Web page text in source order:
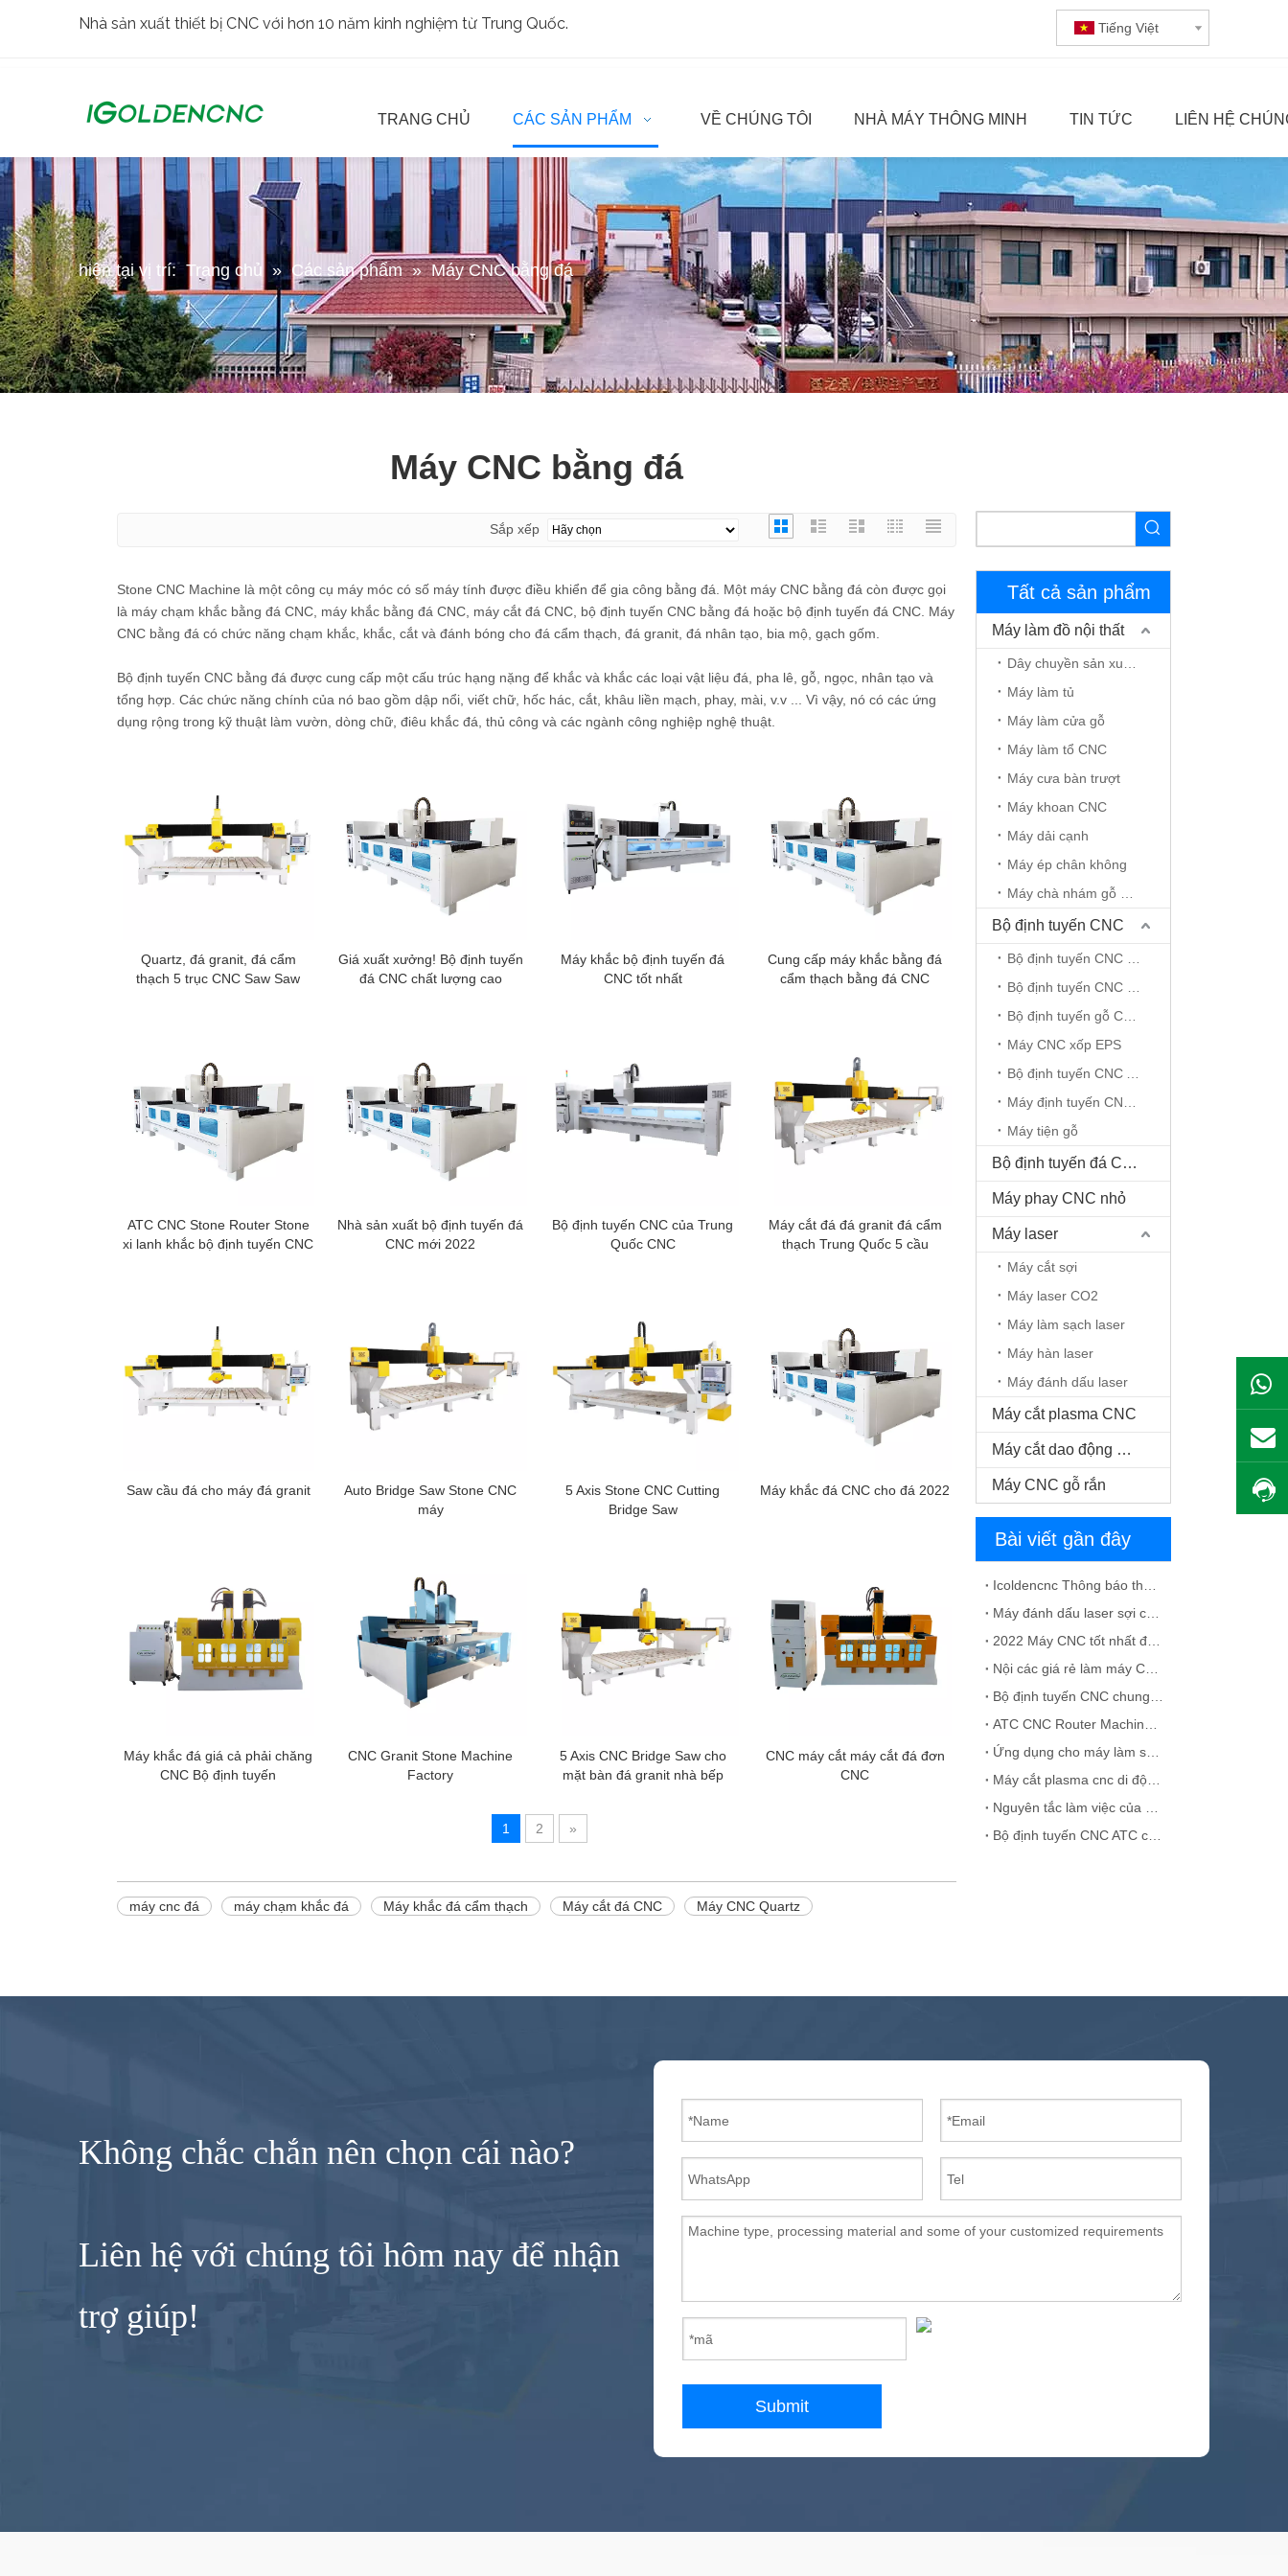
Nhà sản xuất thiết bị CNC với hơn 10 năm kinh nghiệm từ Trung Quốc. Tiếng Việt
TRANG CHỦ CÁC SẢN PHẨM VỀ CHÚNG TÔI NHÀ MÁY THÔNG MINH TIN TỨC LIÊN HỆ
hiện tại vị trí: Trang chủ » Các sản phẩm » Máy CNC bằng đá
Máy CNC bằng đá
Sắp xếp
Stone CNC Machine là một công cụ máy móc có số máy tính được điều khiển để gia công bằng đá. Một máy CNC bằng đá còn được gọi
là máy chạm khắc bằng đá CNC, máy khắc bằng đá CNC, máy cắt đá CNC, bộ định tuyến CNC bằng đá hoặc bộ định tuyến đá CNC. Máy
CNC bằng đá có chức năng chạm khắc, khắc, cắt và đánh bóng cho đá cẩm thạch, đá granit, đá nhân tạo, bia mộ, gạch gốm.
Bộ định tuyến CNC bằng đá được cung cấp một cấu trúc hạng nặng để khắc và khắc các loại vật liệu đá, pha lê, gỗ, ngọc, nhân tạo và
tổng hợp. Các chức năng chính của nó bao gồm dập nổi, viết chữ, hốc hác, cắt, khâu liền mạch, phay, mài, v.v ... Vì vậy, nó có các ứng
dụng rộng trong kỹ thuật làm vườn, dòng chữ, điêu khắc đá, thủ công và các ngành công nghiệp nghệ thuật.
Quartz, đá granit, đá cẩm
thạch 5 trục CNC Saw Saw
Giá xuất xưởng! Bộ định tuyến
đá CNC chất lượng cao
Máy khắc bộ định tuyến đá
CNC tốt nhất
Cung cấp máy khắc bằng đá
cẩm thạch bằng đá CNC
ATC CNC Stone Router Stone
xi lanh khắc bộ định tuyến CNC
Nhà sản xuất bộ định tuyến đá
CNC mới 2022
Bộ định tuyến CNC của Trung
Quốc CNC
Máy cắt đá đá granit đá cẩm
thạch Trung Quốc 5 cầu
Saw cầu đá cho máy đá granit
Auto Bridge Saw Stone CNC
máy
5 Axis Stone CNC Cutting
Bridge Saw
Máy khắc đá CNC cho đá 2022
Máy khắc đá giá cả phải chăng
CNC Bộ định tuyến
CNC Granit Stone Machine
Factory
5 Axis CNC Bridge Saw cho
mặt bàn đá granit nhà bếp
CNC máy cắt máy cắt đá đơn
CNC
1 2 »
máy cnc đá máy chạm khắc đá Máy khắc đá cẩm thạch Máy cắt đá CNC Máy CNC Quartz
Tất cả sản phẩm
Máy làm đồ nội thất
Máy làm tủ
Máy làm cửa gỗ
Máy làm tổ CNC
Máy cưa bàn trượt
Máy khoan CNC
Máy dải cạnh
Máy ép chân không
Bộ định tuyến CNC
Máy CNC xốp EPS
Máy tiện gỗ
Bộ định tuyến đá CNC
Máy phay CNC nhỏ
Máy laser
Máy cắt sợi
Máy laser CO2
Máy làm sạch laser
Máy hàn laser
Máy đánh dấu laser
Máy cắt plasma CNC
Máy cắt dao động CNC
Máy CNC gỗ rắn
Bài viết gần đây
Không chắc chắn nên chọn cái nào?
Liên hệ với chúng tôi hôm nay để nhận
trợ giúp!
Submit